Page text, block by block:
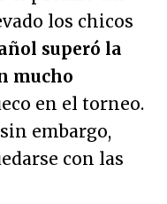
los chicos
superó la
mucho
en el torneo.
embargo,
con las